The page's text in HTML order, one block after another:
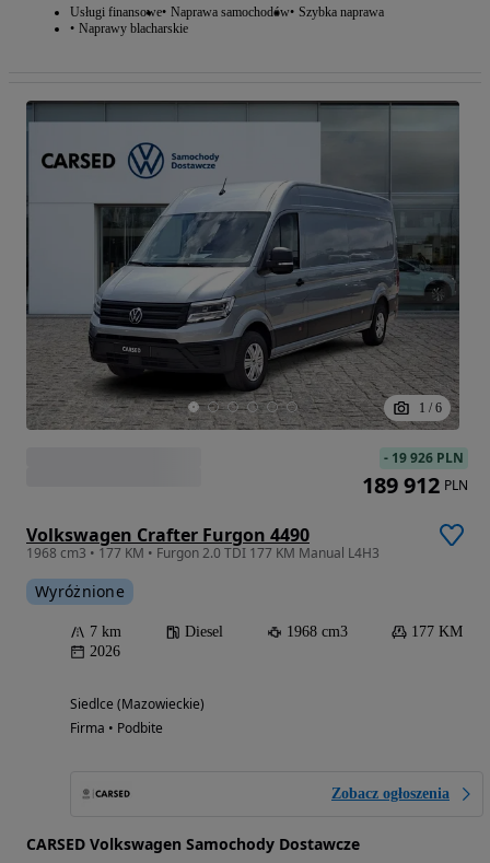
Usługi finansowe Naprawa samochodów Szybka naprawa
Naprawy blacharskie
1 / 6
Volkswagen Crafter Furgon 4490
1968 cm3 • 177 KM • Furgon 2.0 TDI 177 KM Manual L4H3
Wyróżnione
7 km Diesel 1968 cm3
177 KM
2026
Siedlce (Mazowieckie)
Firma • Podbite
Zobacz ogłoszenia
CARSED Volkswagen Samochody Dostawcze
- 19 926 PLN
189 912 PLN